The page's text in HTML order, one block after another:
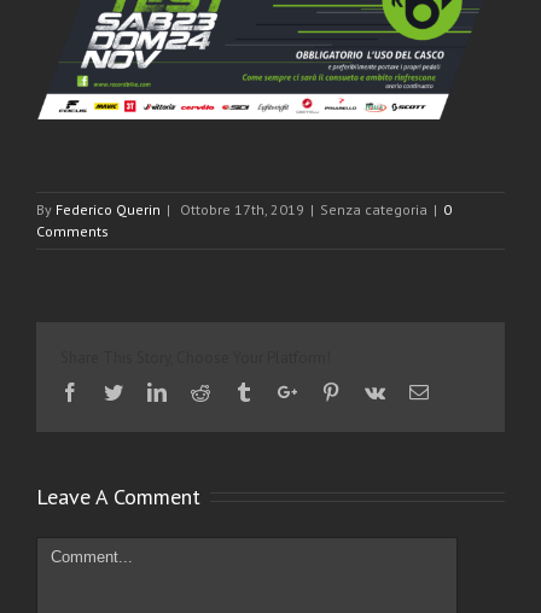
By Federico Querin | Ottobre 17th, 2019 | Senza categoria | 0
Comments
Facebook
TwitterLinkedinReddit TumblrGoogle+Pinterest
Vk Email
Leave A Comment
Comment